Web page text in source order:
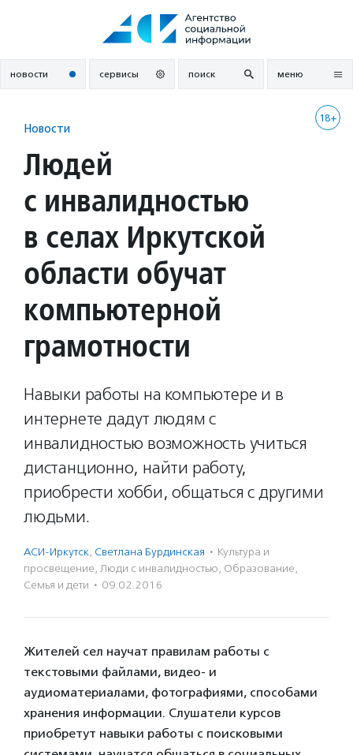
новости сервисы поиск меню
18+
Новости
Людей
с инвалидностью
в селах Иркутской
области обучат
компьютерной
грамотности
Навыки работы на компьютере и в
интернете дадут людям с
инвалидностью возможность учиться
дистанционно, найти работу,
приобрести хобби, общаться с другими
людьми.
АСИ-Иркутск, Светлана Бурдинская · Культура и
просвещение, Люди с инвалидностью, Образование,
Семья и дети · 09.02.2016
Жителей сел научат правилам работы с
текстовыми файлами, видео- и
аудиоматериалами, фотографиями, способами
хранения информации. Слушатели курсов
приобретут навыки работы с поисковыми